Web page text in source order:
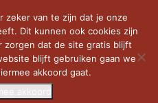
zeker van te zijn dat je onze
Dit kunnen ook cookies zijn
zorgen dat de site gratis blijft
blijft gebruiken gaan we
akkoord gaat.
akkoord